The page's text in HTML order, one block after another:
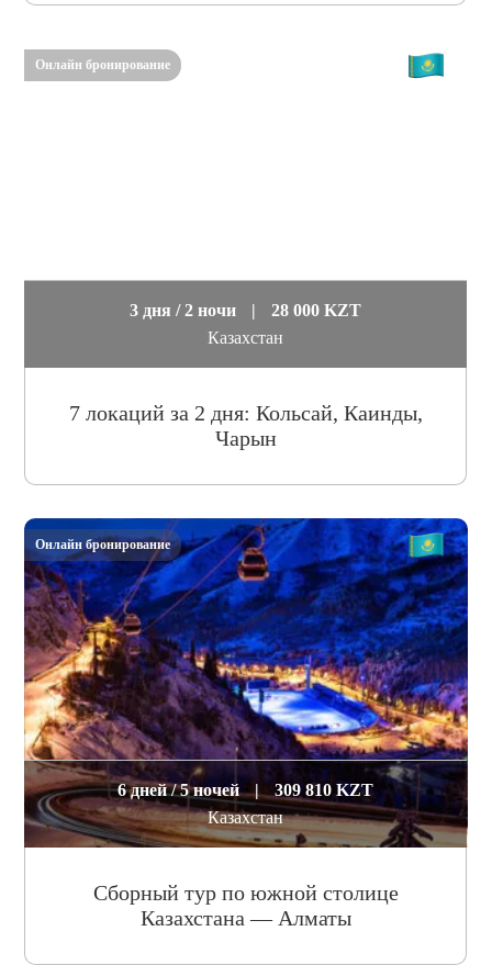
3 дня / 2 ночи |
28 000 KZT
Казахстан
7 локаций за 2 дня: Кольсай, Каинды,
Чарын
Онлайн бронирование
6 дней / 5 ночей |
309 810 KZT
Казахстан
Сборный тур по южной столице
Казахстана — Алматы
Онлайн бронирование